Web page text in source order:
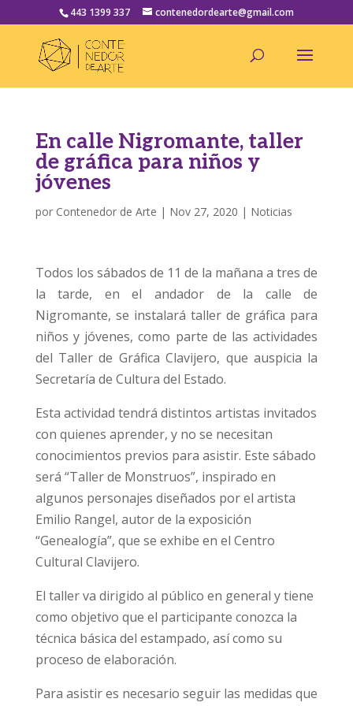
443 1399 337 contenedordearte@gmail.com
En calle Nigromante, taller
de gráfica para niños y
jóvenes
por Contenedor de Arte | Nov 27, 2020 | Noticias
Todos los sábados de 11 de la mañana a tres de
la tarde, en el andador de la calle de
Nigromante, se instalará taller de gráfica para
niños y jóvenes, como parte de las actividades
del Taller de Gráfica Clavijero, que auspicia la
Secretaría de Cultura del Estado.
Esta actividad tendrá distintos artistas invitados
con quienes aprender, y no se necesitan
conocimientos previos para asistir. Este sábado
será “Taller de Monstruos”, inspirado en
algunos personajes diseñados por el artista
Emilio Rangel, autor de la exposición
“Genealogía”, que se exhibe en el Centro
Cultural Clavijero.
El taller va dirigido al público en general y tiene
como objetivo que el participante conozca la
técnica básica del estampado, así como su
proceso de elaboración.
Para asistir es necesario seguir las medidas que